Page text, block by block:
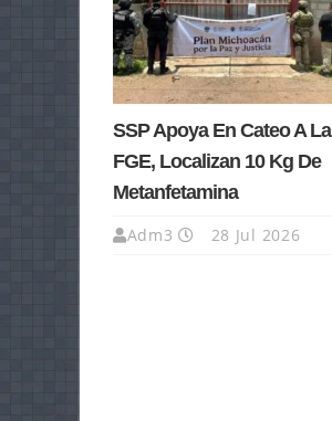
SSP Apoya En Cateo A La
FGE, Localizan 10 Kg De
Metanfetamina
Adm3 28 Jul 2026